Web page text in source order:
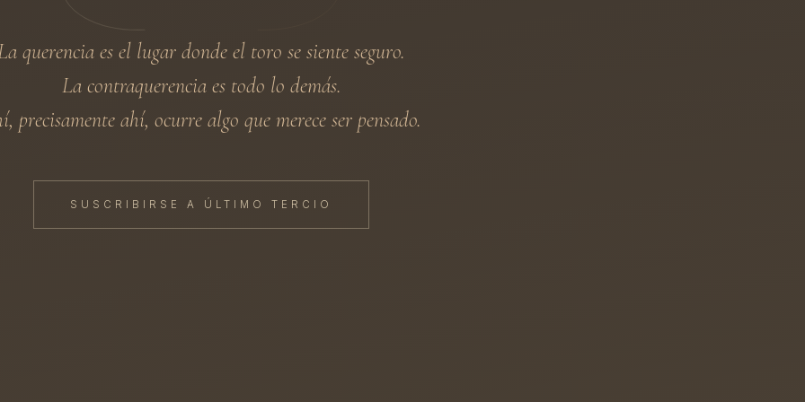
querencia es el lugar donde el toro se siente seguro.
La contraquerenciaes todo lo demás.
precisamente ahí, ocurre algo que merece ser pensado.
SUSCRIBIRSE A ÚLTIMO TERCIO